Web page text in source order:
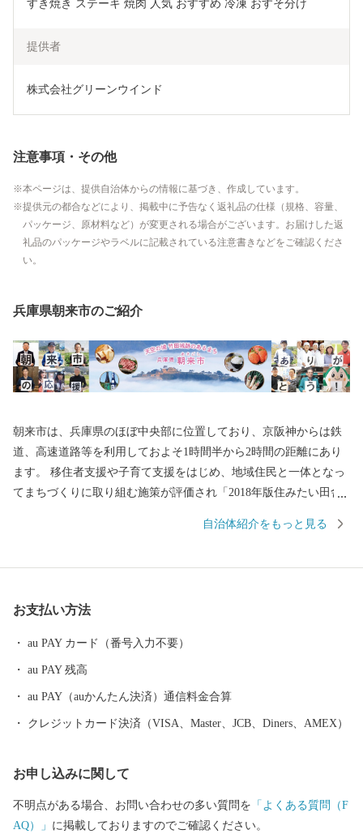
すき焼き ステーキ 焼肉 人気 おすすめ 冷凍 おすそ分け
提供者
株式会社グリーンウインド
注意事項・その他
本ページは、提供自治体からの情報に基づき、作成しています。
提供元の都合などにより、掲載中に予告なく返礼品の仕様（規格、容量、
パッケージ、原材料など）が変更される場合がございます。お届けした返
礼品のパッケージやラベルに記載されている注意書きなどをご確認くださ
い。
兵庫県朝来市のご紹介
朝来市は、兵庫県のほぼ中央部に位置しており、京阪神からは鉄
道、高速道路等を利用しておよそ1時間半から2時間の距離にあり
ます。 移住者支援や子育て支援をはじめ、地域住民と一体となっ
てまちづくりに取り組む施策が評価され「2018年版住みたい田舎
名所として「天空の城」や「日本のマチュピチュ」とも称される
連遺構として「生野銀山」や「神子畑選鉱場跡」などがありま
べて余すところなく食べられるのが特長です。 ふるさと納税の返
礼品としても大変人気があり、鍋物や天ぷら、焼きねぎなどで食
べると美味しさが引き立ちます。 これらの観光資源、歴史遺産、
自治体紹介をもっと見る
お支払い方法
au PAY カード（番号入力不要）
au PAY 残高
au PAY（auかんたん決済）通信料金合算
クレジットカード決済（VISA、Master、JCB、Diners、AMEX）
お申し込みに関して
不明点がある場合、お問い合わせの多い質問を 「よくある質問（F
AQ）」 に掲載しておりますのでご確認ください。